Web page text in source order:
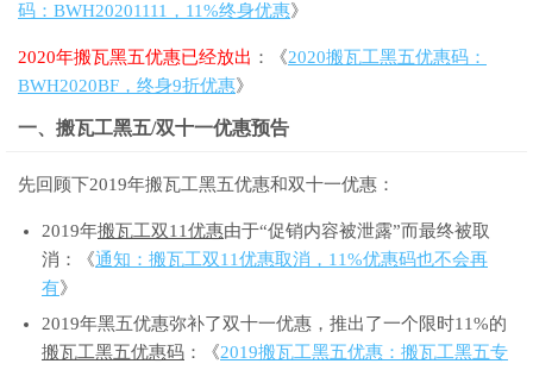
码：BWH20201111，11%终身优惠》
2020年搬瓦黑五优惠已经放出 ：《2020搬瓦工黑五优惠码：
BWH2020BF，终身9折优惠》
一、搬瓦工黑五/双十一优惠预告
先回顾下2019年搬瓦工黑五优惠和双十一优惠：
2019年搬瓦工双11优惠由于“促销内容被泄露”而最终被取
消：《通知：搬瓦工双11优惠取消，11%优惠码也不会再
有》
2019年黑五优惠弥补了双十一优惠，推出了一个限时11%的
搬瓦工黑五优惠码 ：《2019搬瓦工黑五优惠：搬瓦工黑五专